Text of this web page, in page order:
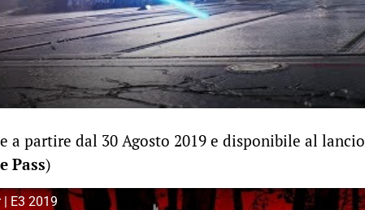
a partire dal 30 Agosto 2019 e disponibile al lancio
Pass)
E3 2019